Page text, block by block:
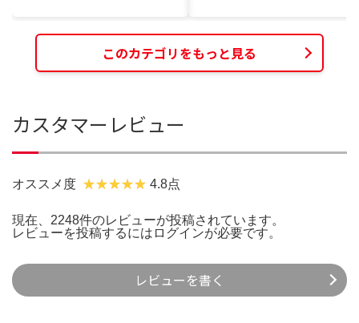
このカテゴリをもっと見る
カスタマーレビュー
オススメ度 4.8点
現在、2248件のレビューが投稿されています。
レビューを投稿するには ログインが必要です。
レビューを書く